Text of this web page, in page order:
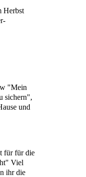
Herbst
"Mein
sichern",
und
für für die
Viel
ihr die